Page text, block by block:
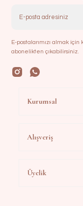
E-postalarımızı almak
abonelikten çıkabilirsiniz.
Kurumsal
Alışveriş
Üyelik